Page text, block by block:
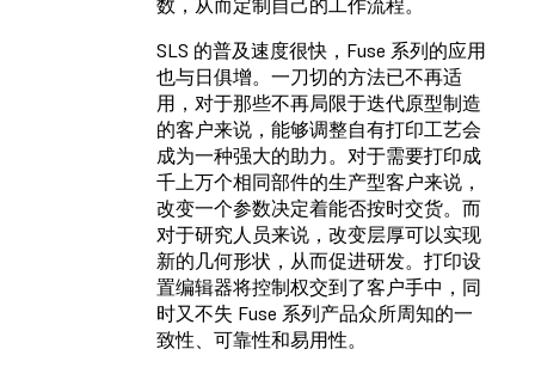
SLS 的普及速度很快，Fuse 系列的应用
也与日俱增。一刀切的方法已不再适
用，对于那些不再局限于迭代原型制造
的客户来说，能够调整自有打印工艺会
成为一种强大的助力。对于需要打印成
千上万个相同部件的生产型客户来说，
改变一个参数决定着能否按时交货。而
对于研究人员来说，改变层厚可以实现
新的几何形状，从而促进研发。打印设
置编辑器将控制权交到了客户手中，同
时又不失 Fuse 系列产品众所周知的一
致性、可靠性和易用性。